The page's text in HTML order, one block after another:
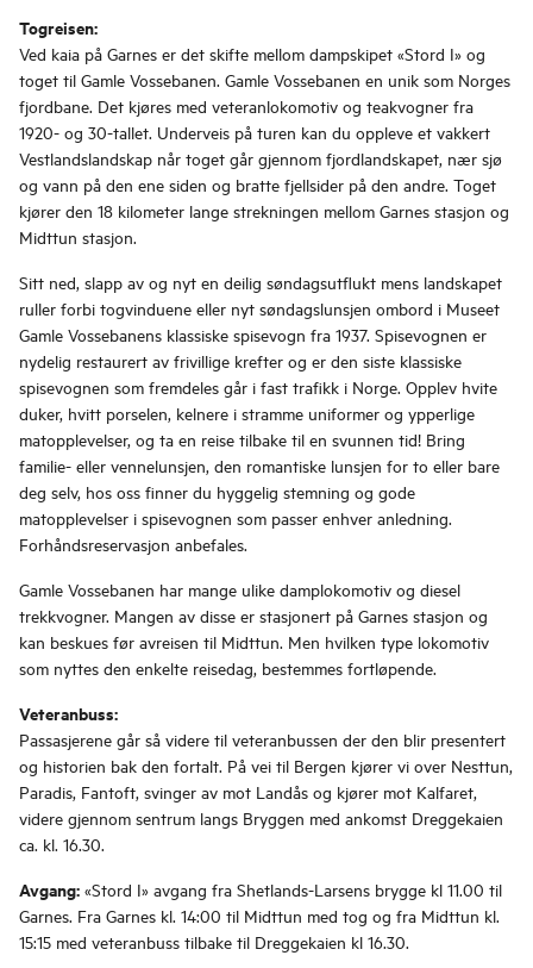
Togreisen:
Ved kaia på Garnes er det skifte mellom dampskipet «Stord I» og
toget til Gamle Vossebanen. Gamle Vossebanen en unik som Norges
fjordbane. Det kjøres med veteranlokomotiv og teakvogner fra
1920- og 30-tallet. Underveis på turen kan du oppleve et vakkert
Vestlandslandskap når toget går gjennom fjordlandskapet, nær sjø
og vann på den ene siden og bratte fjellsider på den andre. Toget
kjører den 18 kilometer lange strekningen mellom Garnes stasjon og
Midttun stasjon.
Sitt ned, slapp av og nyt en deilig søndagsutflukt mens landskapet
ruller forbi togvinduene eller nyt søndagslunsjen ombord i Museet
Gamle Vossebanens klassiske spisevogn fra 1937. Spisevognen er
nydelig restaurert av frivillige krefter og er den siste klassiske
spisevognen som fremdeles går i fast trafikk i Norge. Opplev hvite
duker, hvitt porselen, kelnere i stramme uniformer og ypperlige
matopplevelser, og ta en reise tilbake til en svunnen tid! Bring
familie- eller vennelunsjen, den romantiske lunsjen for to eller bare
deg selv, hos oss finner du hyggelig stemning og gode
matopplevelser i spisevognen som passer enhver anledning.
Forhåndsreservasjon anbefales.
Gamle Vossebanen har mange ulike damplokomotiv og diesel
trekkvogner. Mangen av disse er stasjonert på Garnes stasjon og
kan beskues før avreisen til Midttun. Men hvilken type lokomotiv
som nyttes den enkelte reisedag, bestemmes fortløpende.
Veteranbuss:
Passasjerene går så videre til veteranbussen der den blir presentert
og historien bak den fortalt. På vei til Bergen kjører vi over Nesttun,
Paradis, Fantoft, svinger av mot Landås og kjører mot Kalfaret,
videre gjennom sentrum langs Bryggen med ankomst Dreggekaien
ca. kl. 16.30.
Avgang: «Stord I» avgang fra Shetlands-Larsens brygge kl 11.00 til
Garnes. Fra Garnes kl. 14:00 til Midttun med tog og fra Midttun kl.
15:15 med veteranbuss tilbake til Dreggekaien kl 16.30.